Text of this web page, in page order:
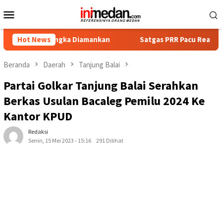
ke
Mobile
Hot News
Diamankan Satgas PRR Pacu Realisasi Tambahan
Beranda Daerah Tanjung Balai
Partai Golkar Tanjung Balai Serahkan
Berkas Usulan Bacaleg Pemilu 2024 Ke
Kantor KPUD
Redaksi
Senin, 15 Mei 2023 - 15:16
291 Dilihat